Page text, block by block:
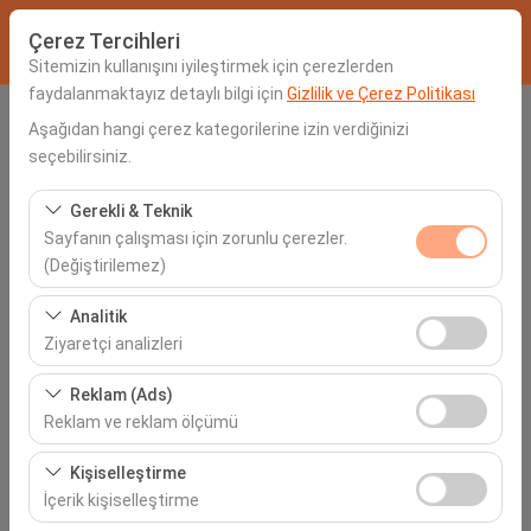
Çerez Tercihleri
Sitemizin kullanışını iyileştirmek için çerezlerden
faydalanmaktayız detaylı bilgi için Gizlilik ve Çerez Politikası
Aşağıdan hangi çerez kategorilerine izin verdiğinizi
seçebilirsiniz.
Gerekli & Teknik
Sayfanın çalışması için zorunlu çerezler.
(Değiştirilemez)
Bu çerezler sitenin doğru şekilde çalışması, güvenlik,
oturum yönetimi ve temel işlevler için gereklidir. Devre
dışı bırakılamaz.
Analitik
Ziyaretçi analizleri
Bu çerezler, sitemizin nasıl kullanıldığını (ziyaretçi sayısı,
en çok ziyaret edilen sayfalar, kullanıcı davranışları)
analiz etmemizi sağlar. Bu veriler, web sitesi
performansını ölçmek ve kullanıcı deneyimini sürekli
iyileştirmek için kullanılır.
Reklam (Ads)
Reklam ve reklam ölçümü
Bu çerezler, size ilgi alanlarınıza uygun kişiselleştirilmiş
reklamlar göstermemize ve reklam kampanyalarımızın
etkinliğini (gösterim sayısı, tıklama oranı) ölçmemize
Kişiselleştirme
İçerik kişiselleştirme
Alış Lokasyonu
Aracı farklı bir lokasyona bırakacağım
Alış Tarih & Saat
İade Tarih & Saat
06:00